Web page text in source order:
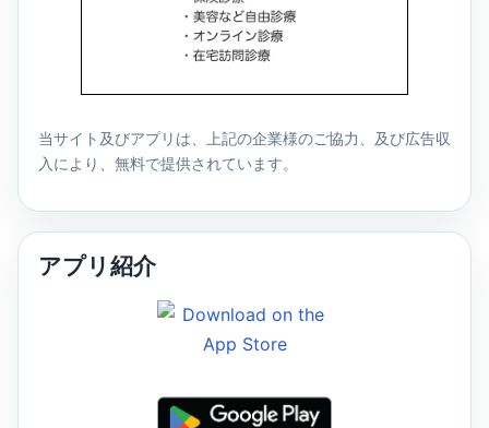
当サイト及びアプリは、上記の企業様のご協力、及び広告収
入により、無料で提供されています。
アプリ紹介